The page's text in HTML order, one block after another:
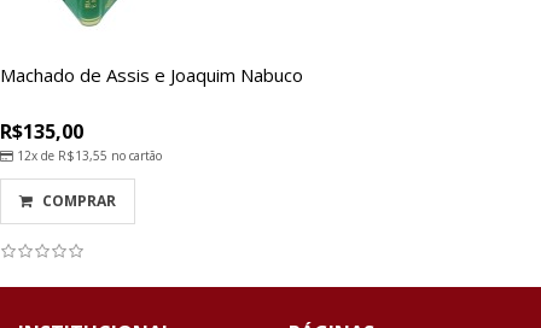
Machado de Assis e Joaquim Nabuco
R$135,00
12x de R$13,55 no cartão
COMPRAR